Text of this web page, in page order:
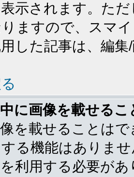
示されます。た
ますので、スマ
した記事は、編
に画像を載せる
を載せることは
る機能はありま
利用する必要が